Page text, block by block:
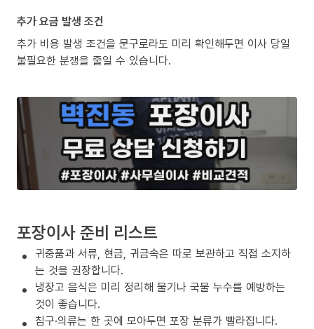
추가 요금 발생 조건
추가 비용 발생 조건을 문구로라도 미리 확인해두면 이사 당일
불필요한 분쟁을 줄일 수 있습니다.
포장이사 준비 리스트
귀중품과 서류, 현금, 귀금속은 따로 보관하고 직접 소지하
는 것을 권장합니다.
냉장고 음식은 미리 정리해 물기나 국물 누수를 예방하는
것이 좋습니다.
침구·의류는 한 곳에 모아두면 포장 분류가 빨라집니다.